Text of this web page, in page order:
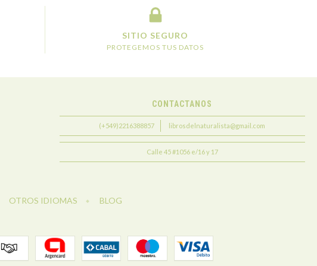
SITIO SEGURO
PROTEGEMOS TUS DATOS
CONTACTANOS
(+549)2216388857 librosdelnaturalista@gmail.com
Calle 45 #1056 e/16 y 17
OTROS IDIOMAS BLOG